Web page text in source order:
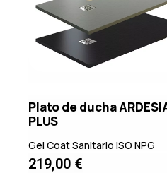
Plato de ducha
PLUS
Gel Coat Sanitario ISO NPG
219,00 €